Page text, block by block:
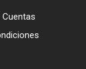
Cuentas